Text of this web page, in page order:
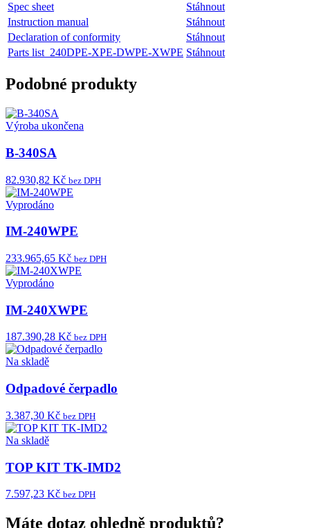
Spec sheet
Stáhnout
Instruction manual
Stáhnout
Declaration of conformity
Stáhnout
Parts list_240DPE-XPE-DWPE-XWPE Stáhnout
Podobné produkty
Výroba ukončena
B-340SA
82.930,82 Kč bez DPH
Vyprodáno
IM-240WPE
233.965,65 Kč bez DPH
Vyprodáno
IM-240XWPE
187.390,28 Kč bez DPH
Na skladě
Odpadové čerpadlo
3.387,30 Kč bez DPH
Na skladě
TOP KIT TK-IMD2
7.597,23 Kč bez DPH
Máte dotaz ohledně produktů?